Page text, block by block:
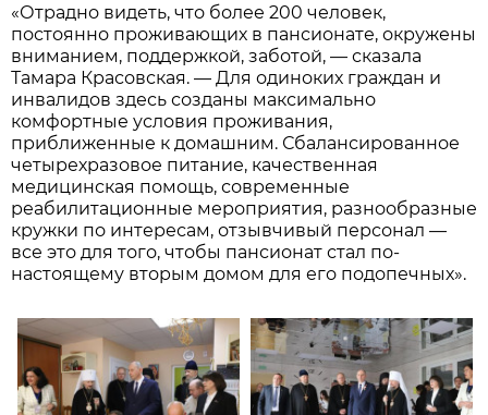
«Отрадно видеть, что более 200 человек,
постоянно проживающих в пансионате, окружены
вниманием, поддержкой, заботой, — сказала
Тамара Красовская. — Для одиноких граждан и
инвалидов здесь созданы максимально
комфортные условия проживания,
приближенные к домашним. Сбалансированное
четырехразовое питание, качественная
медицинская помощь, современные
реабилитационные мероприятия, разнообразные
кружки по интересам, отзывчивый персонал —
все это для того, чтобы пансионат стал по-
настоящему вторым домом для его подопечных».